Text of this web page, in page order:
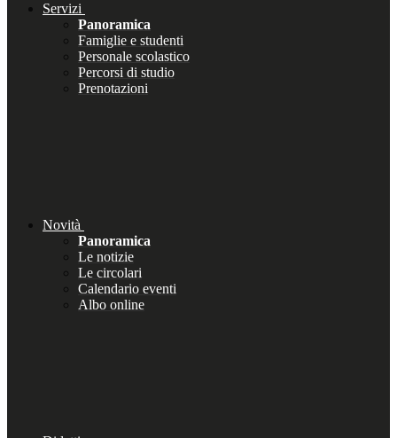
Servizi
Panoramica
Famiglie e studenti
Personale scolastico
Percorsi di studio
Prenotazioni
Novità
Panoramica
Le notizie
Le circolari
Calendario eventi
Albo online